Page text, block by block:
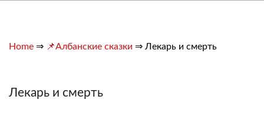
Home ⇒ 📌Албанские сказки ⇒ Лекарь и смерть
Лекарь и смерть